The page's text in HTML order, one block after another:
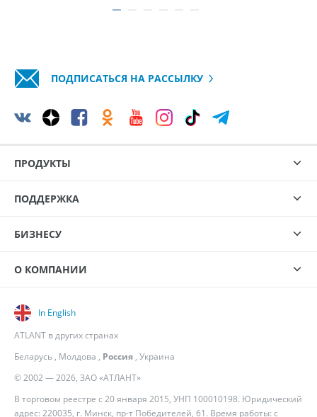
ПОДПИСАТЬСЯ НА РАССЫЛКУ
ПРОДУКТЫ
ПОДДЕРЖКА
БИЗНЕСУ
О КОМПАНИИ
© 2002 — 2026, ЗАО «АТЛАНТ»
В торговом реестре с 20 января 2015, УНП 100010198. Юридический
адрес: 220035, г. Минск, пр-т Победителей, 61. Время работы: с
In English
ATLANT в других странах
Беларусь , Молдова , Россия , Украина